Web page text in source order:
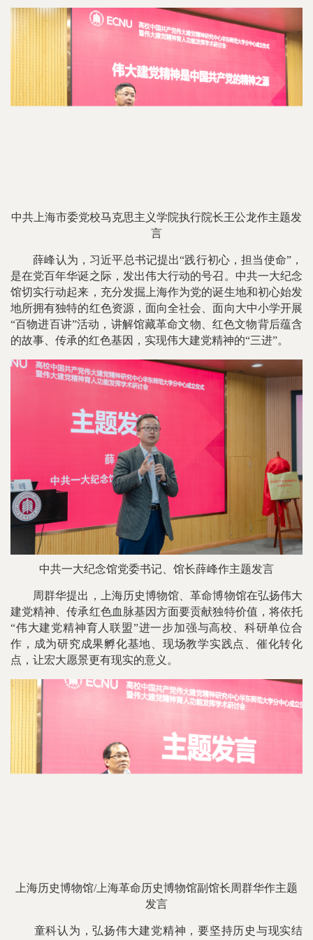
中共上海市委党校马克思主义学院执行院长王公龙作主题发
言
薛峰认为，习近平总书记提出“践行初心，担当使命”，
是在党百年华诞之际，发出伟大行动的号召。中共一大纪念
馆切实行动起来，充分发掘上海作为党的诞生地和初心始发
地所拥有独特的红色资源，面向全社会、面向大中小学开展
“百物进百讲”活动，讲解馆藏革命文物、红色文物背后蕴含
的故事、传承的红色基因，实现伟大建党精神的“三进”。
中共一大纪念馆党委书记、馆长薛峰作主题发言
周群华提出，上海历史博物馆、革命博物馆在弘扬伟大
建党精神、传承红色血脉基因方面要贡献独特价值，将依托
“伟大建党精神育人联盟”进一步加强与高校、科研单位合
作，成为研究成果孵化基地、现场教学实践点、催化转化
点，让宏大愿景更有现实的意义。
上海历史博物馆/上海革命历史博物馆副馆长周群华作主题
发言
童科认为，弘扬伟大建党精神，要坚持历史与现实结